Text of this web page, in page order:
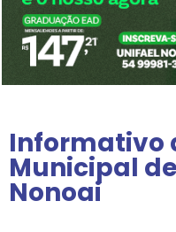
Informativo
Municipal
Nonoai